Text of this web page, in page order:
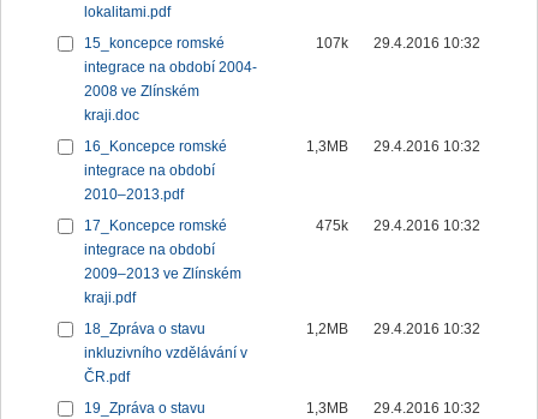
lokalitami.pdf
15_koncepce romské
integrace na období 2004-
2008 ve Zlínském
kraji.doc
107k 29.4.2016 10:32
16_Koncepce romské
integrace na období
2010–2013.pdf
1,3MB 29.4.2016 10:32
17_Koncepce romské
integrace na období
2009–2013 ve Zlínském
kraji.pdf
475k 29.4.2016 10:32
18_Zpráva o stavu
inkluzivního vzdělávání v
ČR.pdf
1,2MB 29.4.2016 10:32
19_Zpráva o stavu
1,3MB 29.4.2016 10:32